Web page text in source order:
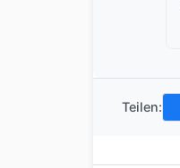
Teilen: